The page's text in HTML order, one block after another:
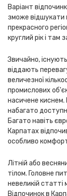
Варіант
зможе відшукати
прекрасного
круглий рік і там
Звичайно,
віддають
величезної
промислових
насичене киснем.
набагато
Багато навіть
Карпатах
особливо
Літній або
тілом. Головне
невеликій
Відпочинок в